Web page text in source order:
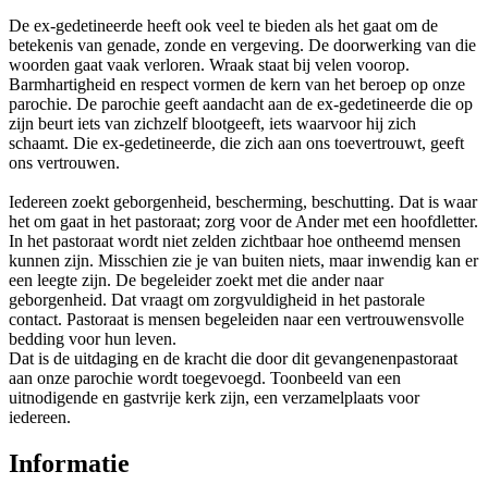
De ex-gedetineerde heeft ook veel te bieden als het gaat om de
betekenis van genade, zonde en vergeving. De doorwerking van die
woorden gaat vaak verloren. Wraak staat bij velen voorop.
Barmhartigheid en respect vormen de kern van het beroep op onze
parochie. De parochie geeft aandacht aan de ex-gedetineerde die op
zijn beurt iets van zichzelf blootgeeft, iets waarvoor hij zich
schaamt. Die ex-gedetineerde, die zich aan ons toevertrouwt, geeft
ons vertrouwen.
Iedereen zoekt geborgenheid, bescherming, beschutting. Dat is waar
het om gaat in het pastoraat; zorg voor de Ander met een hoofdletter.
In het pastoraat wordt niet zelden zichtbaar hoe ontheemd mensen
kunnen zijn. Misschien zie je van buiten niets, maar inwendig kan er
een leegte zijn. De begeleider zoekt met die ander naar
geborgenheid. Dat vraagt om zorgvuldigheid in het pastorale
contact. Pastoraat is mensen begeleiden naar een vertrouwensvolle
bedding voor hun leven.
Dat is de uitdaging en de kracht die door dit gevangenenpastoraat
aan onze parochie wordt toegevoegd. Toonbeeld van een
uitnodigende en gastvrije kerk zijn, een verzamelplaats voor
iedereen.
Informatie